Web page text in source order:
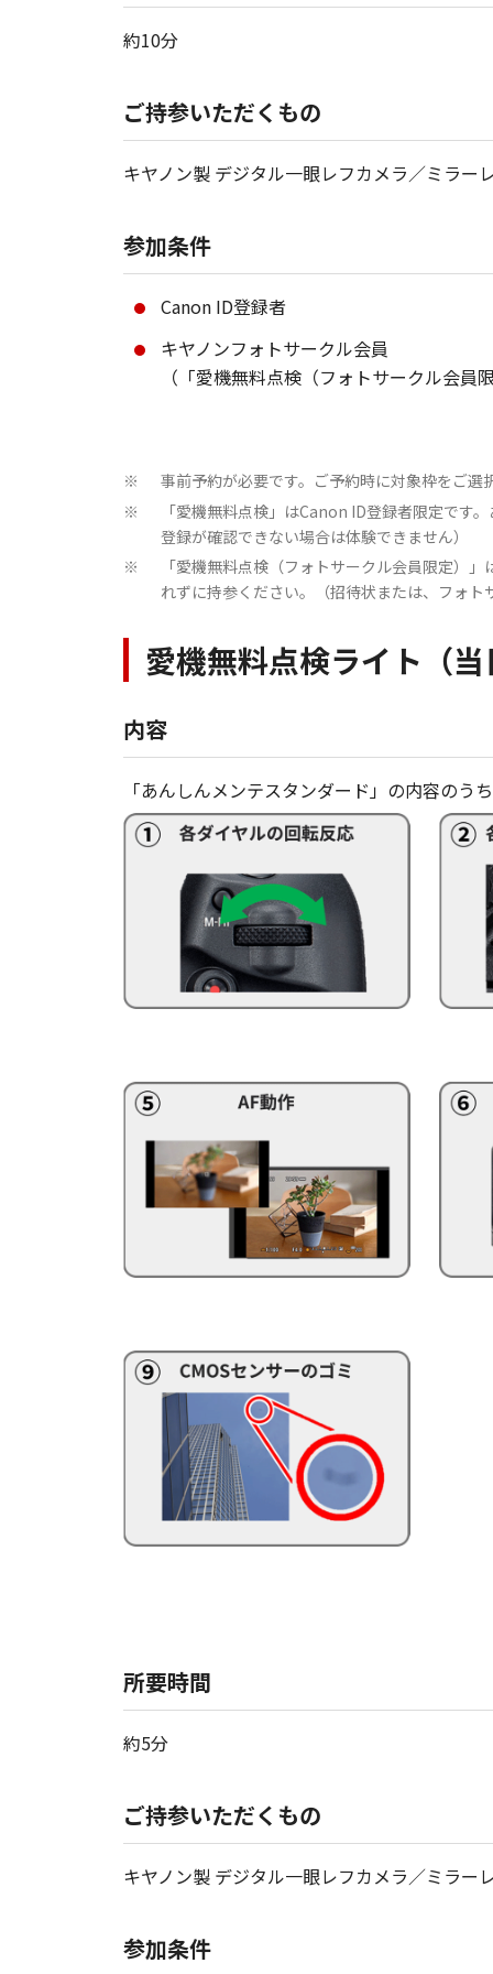
約10分
ご持参いただくもの
キヤノン製 デジタル一眼レフカメラ／ミラー
参加条件
Canon ID登録者
キヤノンフォトサークル会員
（「愛機無料点検（フォトサークル会員
※ 事前予約が必要です。ご予約時に対象枠をご選
※
「愛機無料点検」はCanon ID登録者限定です
登録が確認できない場合は体験できません）
※
「愛機無料点検（フォトサークル会員限定）
れずに持参ください。（招待状または、フォ
愛機無料点検ライト（
内容
「あんしんメンテスタンダード」の内容の
所要時間
約5分
ご持参いただくもの
キヤノン製 デジタル一眼レフカメラ／ミラー
参加条件